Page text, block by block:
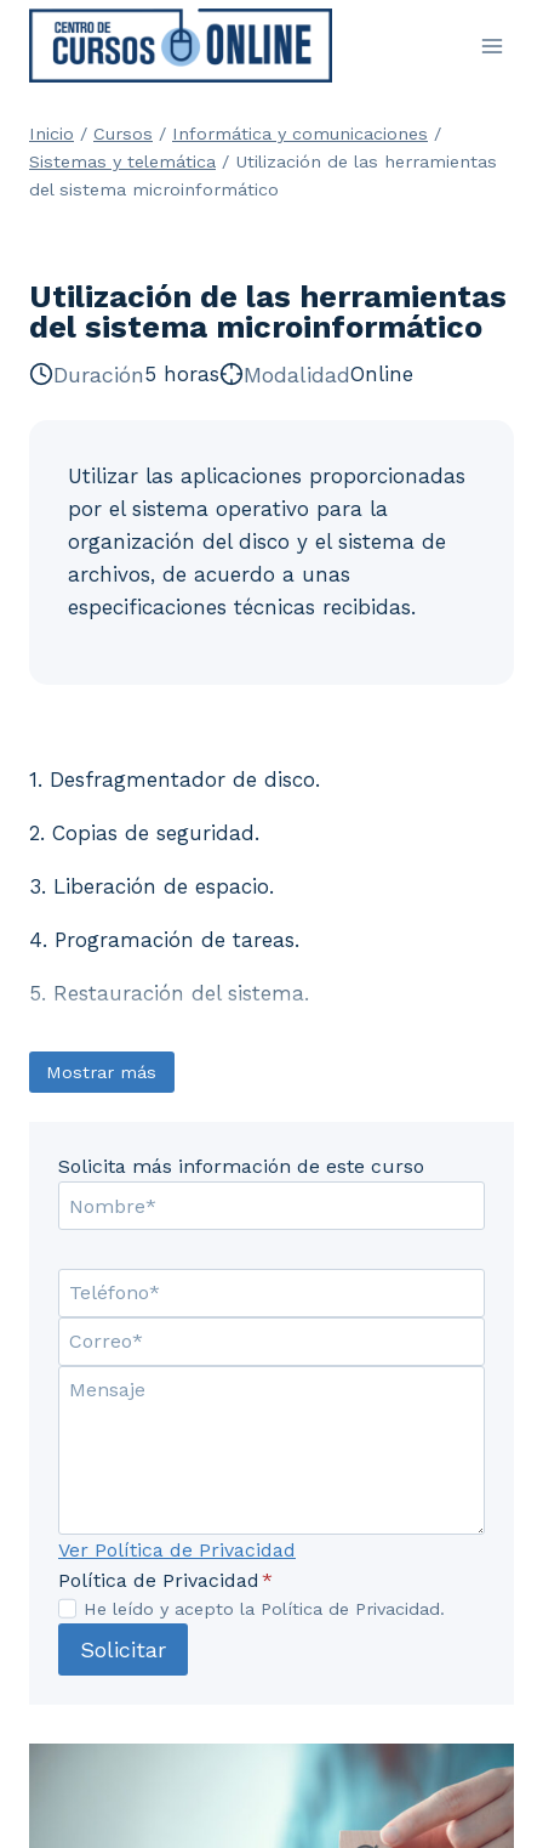
Saltar
contenido
Inicio / Cursos / Informática y comunicaciones /
Sistemas y telemática / Utilización de las herramientas
del sistema microinformático
Utilización de las herramientas
del sistema microinformático
Duración5 horas ModalidadOnline
Utilizar las aplicaciones proporcionadas
por el sistema operativo para la
organización del disco y el sistema de
archivos, de acuerdo a unas
especificaciones técnicas recibidas.
1. Desfragmentador de disco.
2. Copias de seguridad.
3. Liberación de espacio.
4. Programación de tareas.
5. Restauración del sistema.
Mostrar más
Solicita más información de este curso
Ver Política de Privacidad
Política de Privacidad *
He leído y acepto la Política de Privacidad.
Solicitar